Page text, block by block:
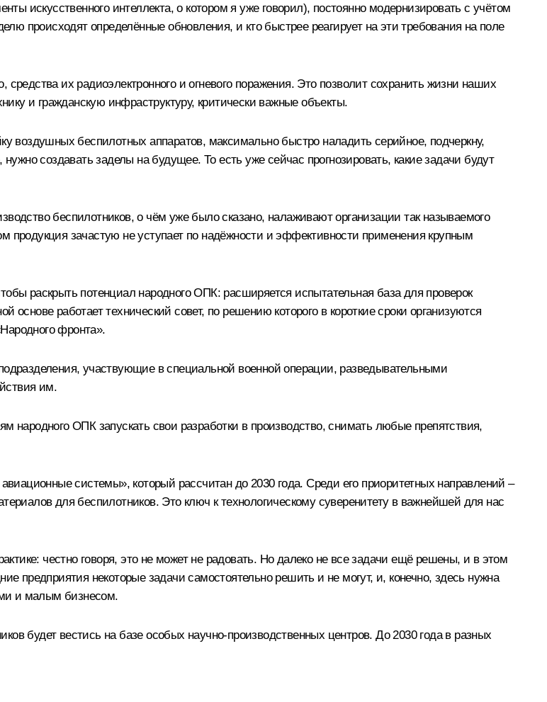
искусственного интеллекта, о котором я уже говорил), постоянно модернизировать с учётом
происходят определённые обновления, и кто быстрее реагирует на эти требования на поле
их радиоэлектронного и огневого поражения. Это позволит сохранить жизни наших
и гражданскую инфраструктуру, критически важные объекты.
воздушных беспилотных аппаратов, максимально быстро наладить серийное, подчеркну,
создавать заделы на будущее. То есть уже сейчас прогнозировать, какие задачи будут
беспилотников, о чём уже было сказано, налаживают организации так называемого
продукция зачастую не уступает по надёжности и эффективности применения крупным
раскрыть потенциал народного ОПК: расширяется испытательная база для проверок
работает технический совет, по решению которого в короткие сроки организуются
фронта».
участвующие в специальной военной операции, разведывательными
им.
народного ОПК запускать свои разработки в производство, снимать любые препятствия,
системы», который рассчитан до 2030 года. Среди его приоритетных направлений –
для беспилотников. Это ключ к технологическому суверенитету в важнейшей для нас
честно говоря, это не может не радовать. Но далеко не все задачи ещё решены, и в этом
предприятия некоторые задачи самостоятельно решить и не могут, и, конечно, здесь нужна
и малым бизнесом.
будет вестись на базе особых научно-производственных центров. До 2030 года в разных